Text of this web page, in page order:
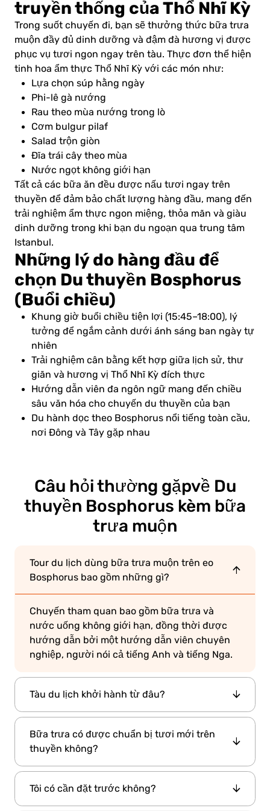
truyền thống của Thổ Nhĩ Kỳ
Trong suốt chuyến đi, bạn sẽ thưởng thức bữa trưa
muộn đầy đủ dinh dưỡng và đậm đà hương vị được
phục vụ tươi ngon ngay trên tàu. Thực đơn thể hiện
tinh hoa ẩm thực Thổ Nhĩ Kỳ với các món như:
Lựa chọn súp hằng ngày
Phi-lê gà nướng
Rau theo mùa nướng trong lò
Cơm bulgur pilaf
Salad trộn giòn
Đĩa trái cây theo mùa
Nước ngọt không giới hạn
Tất cả các bữa ăn đều được nấu tươi ngay trên
thuyền để đảm bảo chất lượng hàng đầu, mang đến
trải nghiệm ẩm thực ngon miệng, thỏa mãn và giàu
dinh dưỡng trong khi bạn du ngoạn qua trung tâm
Istanbul.
Những lý do hàng đầu để
chọn Du thuyền Bosphorus
(Buổi chiều)
Khung giờ buổi chiều tiện lợi (15:45–18:00), lý
tưởng để ngắm cảnh dưới ánh sáng ban ngày tự
nhiên
Trải nghiệm cân bằng kết hợp giữa lịch sử, thư
giãn và hương vị Thổ Nhĩ Kỳ đích thực
Hướng dẫn viên đa ngôn ngữ mang đến chiều
sâu văn hóa cho chuyến du thuyền của bạn
Du hành dọc theo Bosphorus nổi tiếng toàn cầu,
nơi Đông và Tây gặp nhau
Câu hỏi thường gặpvề Du
thuyền Bosphorus kèm bữa
trưa muộn
Tour du lịch dùng bữa trưa muộn trên eo
Bosphorus bao gồm những gì?
Chuyến tham quan bao gồm bữa trưa và
nước uống không giới hạn, đồng thời được
hướng dẫn bởi một hướng dẫn viên chuyên
nghiệp, người nói cả tiếng Anh và tiếng Nga.
Tàu du lịch khởi hành từ đâu?
Tàu du lịch khởi hành từ Bến Kabatas. Việc
lên tàu diễn ra qua cổng Turkish Petroleum,
nằm ngay phía sau quầy Dentur Port Kiosk. Vui
lòng đến trước tại tàu lúc15:30.
Bữa trưa có được chuẩn bị tươi mới trên
thuyền không?
Vâng, tất cả các bữa ăn đều được chuẩn bị
tươi mới hằng ngày. Nếu khách có bất kỳ dị
Tôi có cần đặt trước không?